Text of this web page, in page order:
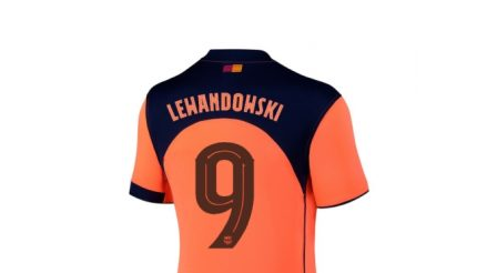
Die
Optionen
können
der